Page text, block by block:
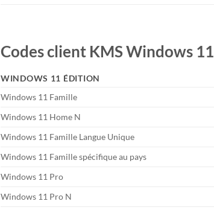
Codes client KMS Windows 11
WINDOWS 11 ÉDITION
Windows 11 Famille
Windows 11 Home N
Windows 11 Famille Langue Unique
Windows 11 Famille spécifique au pays
Windows 11 Pro
Windows 11 Pro N